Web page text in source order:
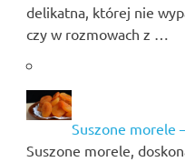
delikatna, której nie
czy w rozmowach z …
Suszone morele
Suszone morele,